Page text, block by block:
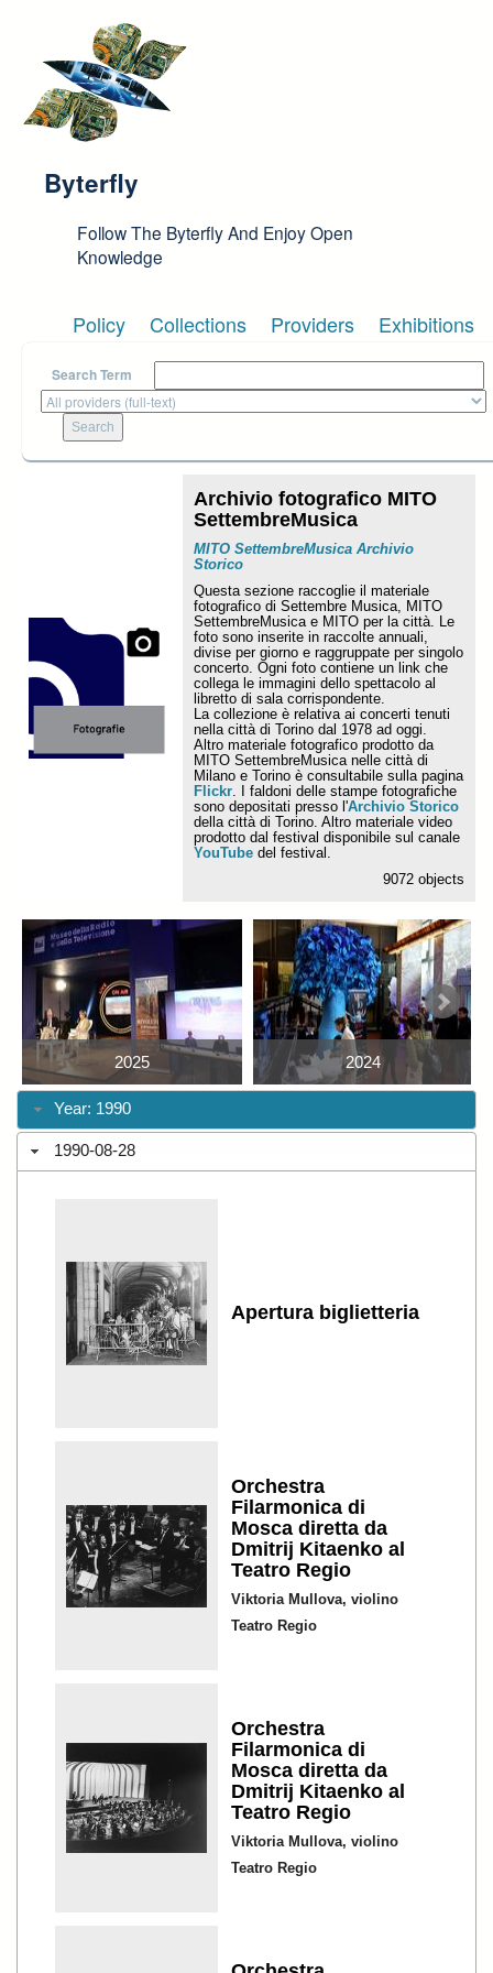
Byterfly
Follow The Byterfly And Enjoy Open
Knowledge
Policy Collections Providers Exhibitions
Search Term
Archivio fotografico MITO
SettembreMusica
MITO SettembreMusica Archivio
Storico
Questa sezione raccoglie il materiale
fotografico di Settembre Musica, MITO
SettembreMusica e MITO per la città. Le
foto sono inserite in raccolte annuali,
divise per giorno e raggruppate per singolo
concerto. Ogni foto contiene un link che
collega le immagini dello spettacolo al
libretto di sala corrispondente.
La collezione è relativa ai concerti tenuti
nella città di Torino dal 1978 ad oggi.
Altro materiale fotografico prodotto da
MITO SettembreMusica nelle città di
Milano e Torino è consultabile sulla pagina
Flickr. I faldoni delle stampe fotografiche
sono depositati presso l'Archivio Storico
della città di Torino. Altro materiale video
prodotto dal festival disponibile sul canale
YouTube del festival.
9072 objects
2025 2024
Year: 1990
1990-08-28
Apertura biglietteria
Orchestra
Filarmonica di
Mosca diretta da
Dmitrij Kitaenko al
Teatro Regio
Viktoria Mullova, violino
Teatro Regio
Orchestra
Filarmonica di
Mosca diretta da
Dmitrij Kitaenko al
Teatro Regio
Viktoria Mullova, violino
Teatro Regio